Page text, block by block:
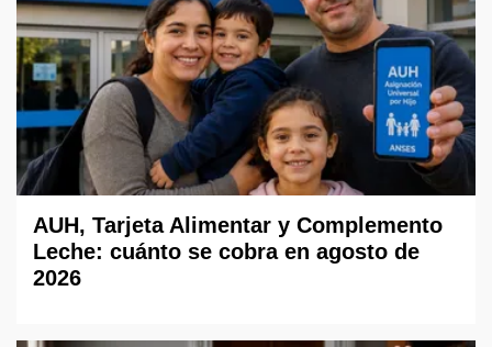
AUH, Tarjeta Alimentar y Complemento
Leche: cuánto se cobra en agosto de
2026